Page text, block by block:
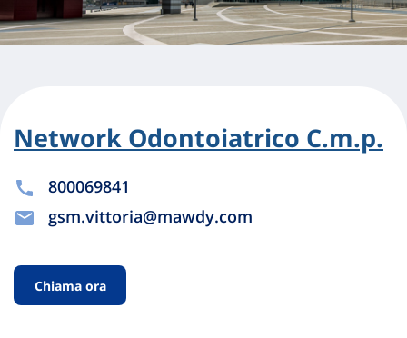
Network Odontoiatrico C.m.p.
800069841
gsm.vittoria@mawdy.com
Chiama ora